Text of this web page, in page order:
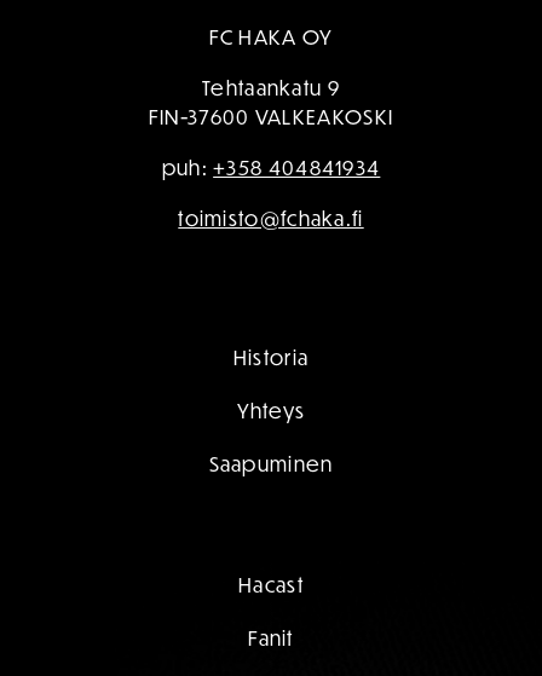
FC HAKA OY
Tehtaankatu 9
FIN-37600 VALKEAKOSKI
puh:+358 404841934
toimisto@fchaka.fi
Historia
Yhteys
Saapuminen
Hacast
Fanit